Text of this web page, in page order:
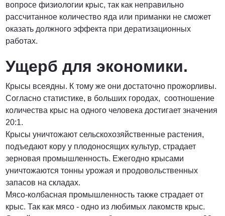
вопросе физиологии крыс, так как неправильно
рассчитанное количество яда или приманки не сможет
оказать должного эффекта при дератизационных
работах.
Ущерб для экономики.
Крысы всеядны. К тому же они достаточно прожорливы.
Согласно статистике, в больших городах, соотношение
количества крыс на одного человека достигает значения
20:1.
Крысы уничтожают сельскохозяйственные растения,
подъедают кору у плодоносящих культур, страдает
зерновая промышленность. Ежегодно крысами
уничтожаются тонны урожая и продовольственных
запасов на складах.
Мясо-колбасная промышленность также страдает от
крыс. Так как мясо - одно из любимых лакомств крыс.